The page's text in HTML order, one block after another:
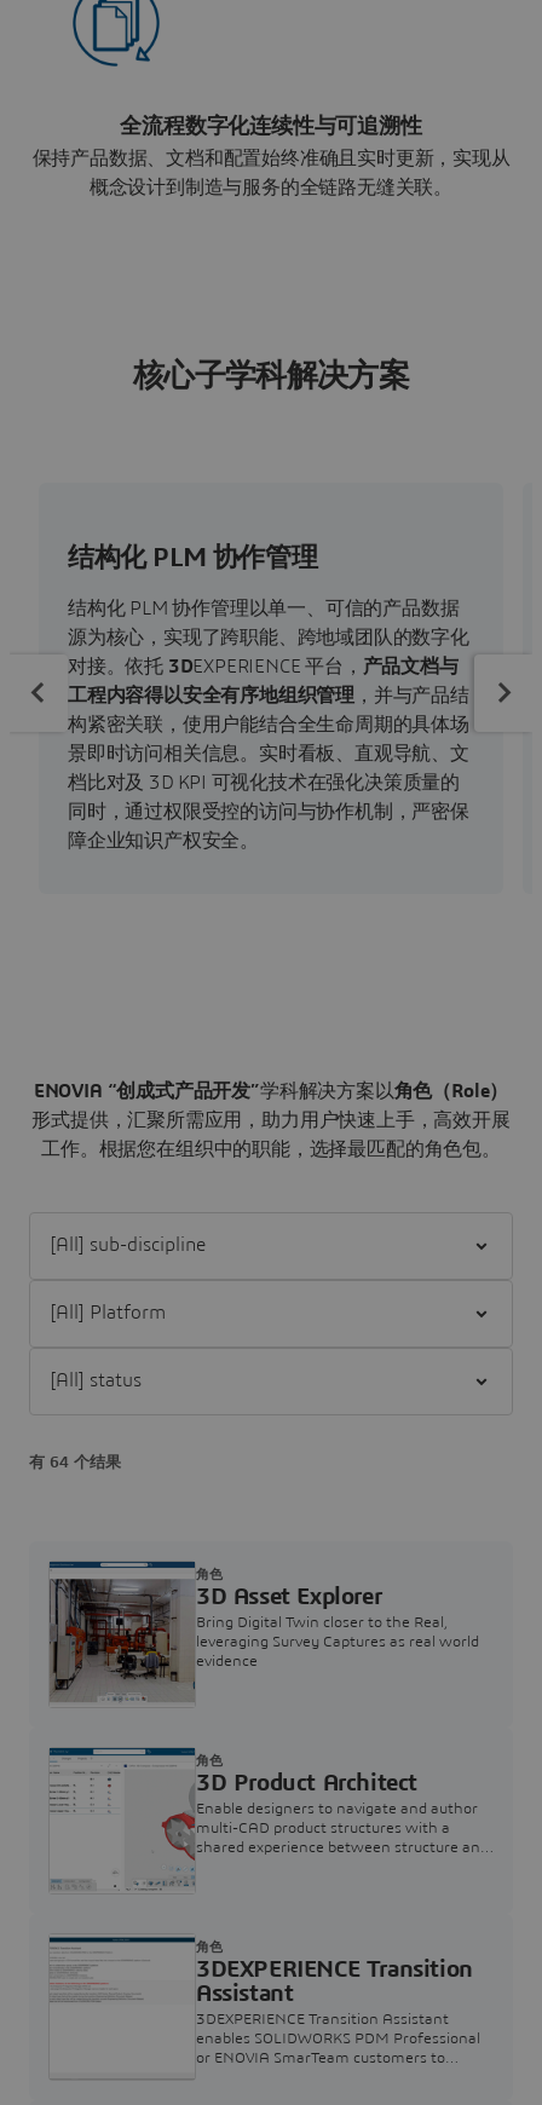
全流程数字化连续性与可追溯性
保持产品数据、文档和配置始终准确且实时更新，实现从
概念设计到制造与服务的全链路无缝关联。
核心子学科解决方案
结构化 PLM 协作管理
结构化 PLM 协作管理以单一、可信的产品数据
源为核心，实现了跨职能、跨地域团队的数字化
对接。依托 3DEXPERIENCE 平台， 产品文档与
工程内容得以安全有序地组织管理 ，并与产品结
构紧密关联，使用户能结合全生命周期的具体场
景即时访问相关信息。实时看板、直观导航、文
档比对及 3D KPI 可视化技术在强化决策质量的
同时，通过权限受控的访问与协作机制，严密保
障企业知识产权安全。
ENOVIA “创成式产品开发”学科解决方案以角色（Role）
形式提供，汇聚所需应用，助力用户快速上手，高效开展
工作。 根据您在组织中的职能，选择最匹配的角色包。
有 64 个结果
3D Asset Explorer
Bring Digital Twin closer to the Real,
leveraging Survey Captures as real world
evidence
角色
3D Product Architect
Enable designers to navigate and author
multi-CAD product structures with a
shared experience between structure and
角色
3DEXPERIENCE Transition
Assistant
3DEXPERIENCE Transition Assistant
enables SOLIDWORKS PDM Professional
or ENOVIA SmarTeam customers to
角色